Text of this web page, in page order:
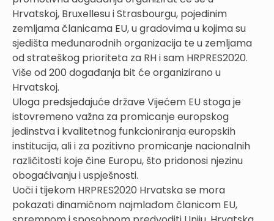
Hrvatskoj, Bruxellesu i Strasbourgu, pojedinim
zemljama članicama EU, u gradovima u kojima su
sjedišta međunarodnih organizacija te u zemljama
od strateškog prioriteta za RH i sam HRPRES2020.
Više od 200 događanja bit će organizirano u
Hrvatskoj.
Uloga predsjedajuće države Vijećem EU stoga je
istovremeno važna za promicanje europskog
jedinstva i kvalitetnog funkcioniranja europskih
institucija, ali i za pozitivno promicanje nacionalnih
različitosti koje čine Europu, što pridonosi njezinu
obogaćivanju i uspješnosti.
Uoči i tijekom HRPRES2020 Hrvatska se mora
pokazati dinamičnom najmlađom članicom EU,